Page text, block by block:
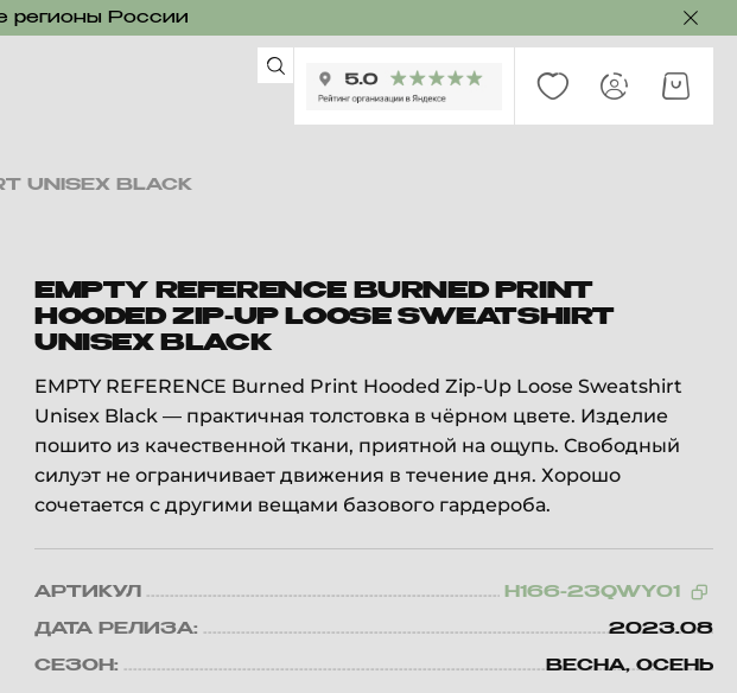
регионы России
UNISEX BLACK
EMPTY REFERENCE BURNED PRINT
HOODED ZIP-UP LOOSE SWEATSHIRT
UNISEX BLACK
EMPTY REFERENCE Burned Print Hooded Zip-Up Loose Sweatshirt
Unisex Black — практичная толстовка в чёрном цвете. Изделие
пошито из качественной ткани, приятной на ощупь. Свободный
силуэт не ограничивает движения в течение дня. Хорошо
сочетается с другими вещами базового гардероба.
АРТИКУЛ H166-23QWY01
ДАТА РЕЛИЗА: 2023.08
СЕЗОН: ВЕСНА, ОСЕНЬ